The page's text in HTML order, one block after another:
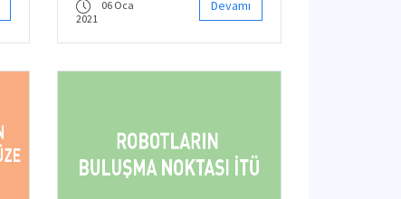
projeleri buraya PDF
formatında yüklenmelidir.
06 Oca
2021
Devamı